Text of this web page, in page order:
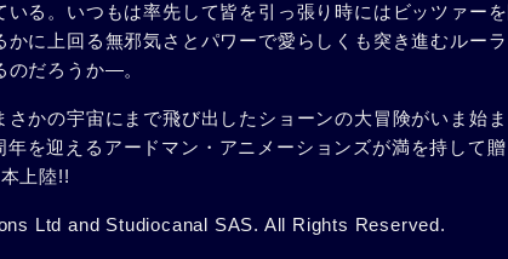
いる。いつもは率先して皆を引っ張り時にはビッツァー
かに上回る無邪気さとパワーで愛らしくも突き進むルー
のだろうか―。
さかの宇宙にまで飛び出したショーンの大冒険がいま始
を迎えるアードマン・アニメーションズが満を持して贈
上陸!!
Ltd and Studiocanal SAS. All Rights Reserved.